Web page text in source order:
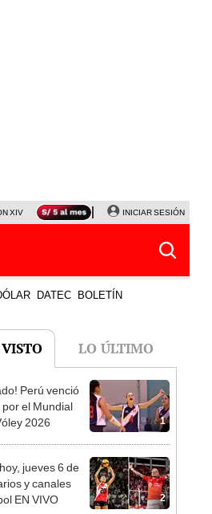
XIV NALDY SALDAÑA LA BELLA LUZ
INICIAR SESIÓN
DATEC BOLETÍN
LO ÚLTIMO
1
Perú venció
el Mundial
2026
2
jueves 6 de
y canales
EN VIVO